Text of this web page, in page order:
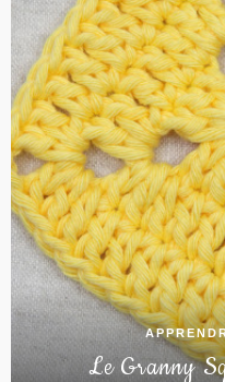
Le Granny